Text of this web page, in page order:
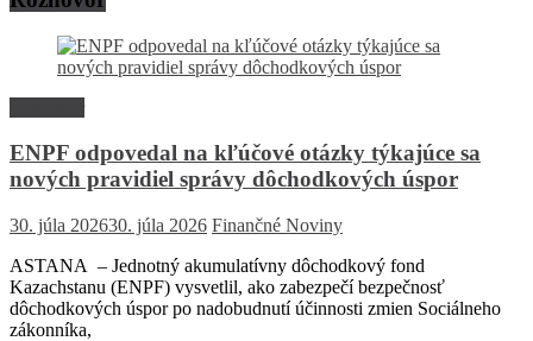
ENPF odpovedal na kľúčové otázky týkajúce sa
nových pravidiel správy dôchodkových úspor
30. júla 202630. júla 2026 Finančné Noviny
ASTANA – Jednotný akumulatívny dôchodkový fond
Kazachstanu (ENPF) vysvetlil, ako zabezpečí bezpečnosť
dôchodkových úspor po nadobudnutí účinnosti zmien Sociálneho
zákonníka,